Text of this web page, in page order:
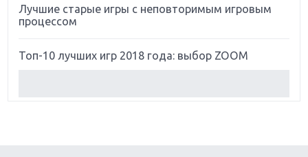
Лучшие старые игры с неповторимым игровым
процессом
Топ-10 лучших игр 2018 года: выбор ZOOM